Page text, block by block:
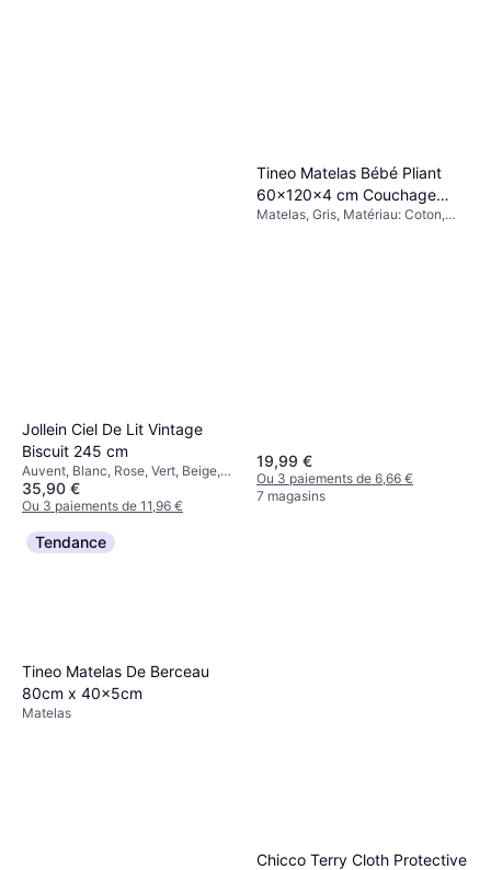
Jollein Ciel De Lit Vintage
Biscuit 245 cm
Auvent, Blanc, Rose, Vert, Beige,
Marron, Matériau: Coton
35,90 €
Ou 3 paiements de 11,96 €
Tineo Matelas Bébé Pliant
60x120x4 cm Couchage
D'appoint 23.6x47.2"
Matelas, Gris, Matériau: Coton,
19,99 €
Ou 3 paiements de 6,66 €
7 magasins
Tendance
Tineo Matelas De Berceau
80cm x 40x5cm
Matelas
Chicco Terry Cloth Protective